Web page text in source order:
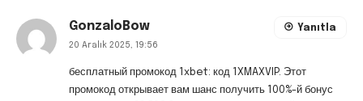
GonzaloBow
20 Aralık 2025, 19:56
бесплатный промокод 1xbet: код 1XMAXVIP. Этот
промокод открывает вам шанс получить 100%-й бонус
Yanıtla